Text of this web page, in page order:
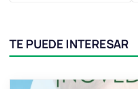
TE PUEDE INTERESAR